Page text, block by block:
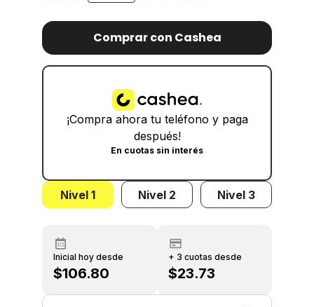
Comprar con Cashea
¡Compra ahora tu teléfono y paga
después!
En cuotas sin interés
Nivel 1 Nivel 2 Nivel 3
Inicial hoy desde
$106.80
+ 3 cuotas desde
$23.73